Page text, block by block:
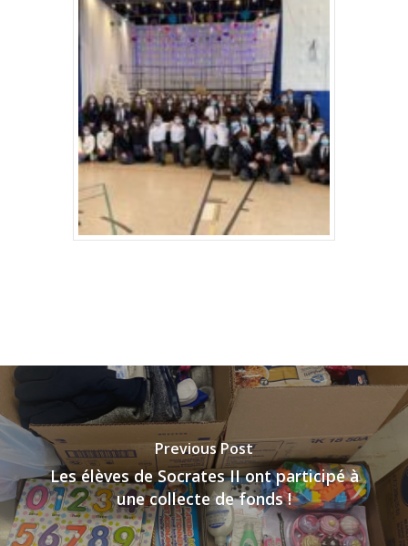
Previous Post
Les élèves de Socrates II ont participé à
une collecte de fonds !